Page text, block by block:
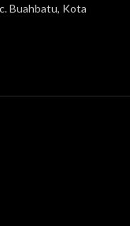
Buahbatu, Kota